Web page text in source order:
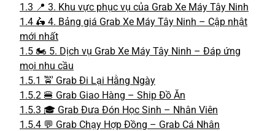
1.3 📍 3. Khu vực phục vụ của Grab Xe Máy Tây Ninh
1.4 🛵 4. Bảng giá Grab Xe Máy Tây Ninh – Cập nhật
mới nhất
1.5 🏍️ 5. Dịch vụ Grab Xe Máy Tây Ninh – Đáp ứng
mọi nhu cầu
1.5.1 🚖 Grab Đi Lại Hằng Ngày
1.5.2 🍔 Grab Giao Hàng – Ship Đồ Ăn
1.5.3 🎓 Grab Đưa Đón Học Sinh – Nhân Viên
1.5.4 💬 Grab Chạy Hợp Đồng – Grab Cá Nhân